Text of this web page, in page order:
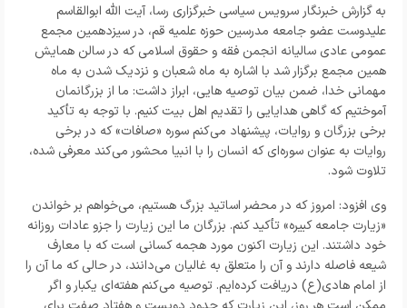
بهگزارش خبرنگار سرویس سیاسی خبرگزاری رسا، آیت الله ابوالقاسم
علیدوست عضو جامعه مدرسین حوزه علمیه قم، در سیزدهمین مجمع
عمومي عادی سالیانه انجمن فقه و حقوق اسلامیکه در سالن همایش
همین مجمع برگزار شد با اشاره به ماه شعبان و نزدیک شدن به ماه
مهمانی خدا، ضمن بیان توصیه هایی، ابراز داشت: ما از بزرگانمان
آموختیم که گاهی هدایایی را تقدیم اهل بیت کنیم. با توجه به تأکید
برخی بزرگان و روایات، پیشنهاد می‌کنم سوره «صافات» که در برخی
روایات به عنوان سوره‌ای که انسان را با انبیا محشور می‌کند معرفی شده،
تلاوت شود.
وی افزود: امروز که در محضر اساتید بزرگ هستیم، می‌خواهم بر خواندن
«زیارت جامعه کبیره» تأکید کنم. بزرگان ما این زیارت را جزو عادات روزانه
خود داشتند. این زیارت اکنون مورد هجمه کسانی است که با معارف
شیعه فاصله دارند و آن را متعلق به غالیان می‌دانند، در حالی که ما آن را
از امام هادی(ع) دریافت کرده‌ایم. توصیه می‌کنم هفته‌ای یکبار و اگر